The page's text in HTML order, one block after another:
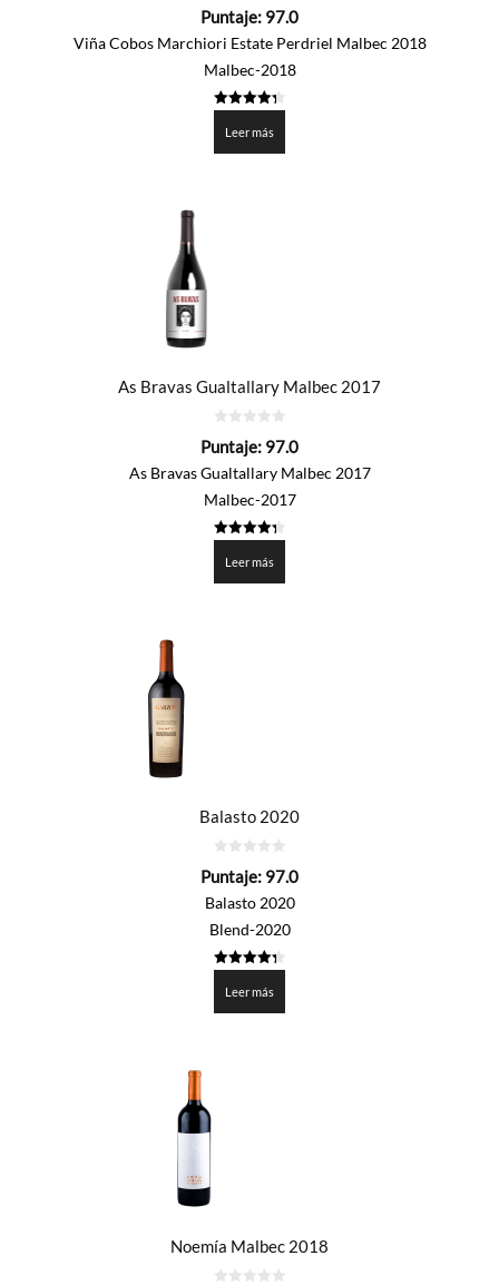
de
Puntaje: 97.0
Viña Cobos Marchiori Estate Perdriel Malbec 2018
Malbec-2018
de 5
Leer más
As Bravas Gualtallary Malbec 2017
de
Puntaje: 97.0
As Bravas Gualtallary Malbec 2017
Malbec-2017
de 5
Leer más
Balasto 2020
de
Puntaje: 97.0
Balasto 2020
Blend-2020
de 5
Leer más
Noemía Malbec 2018